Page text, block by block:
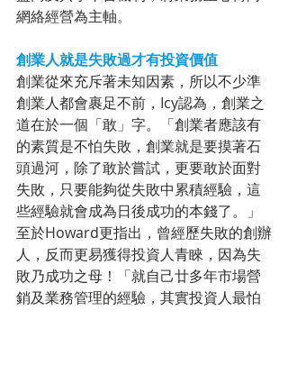
網絡經營為主軸。
創業人就是失敗過才有投資價值
創業從來充斥著未知因素，所以不少準
創業人都會裹足不前，Icy認為，創業之
道在於一個「敢」字。「創業者應該有
的素質是不怕失敗，創業就是要摸著石
頭過河，除了敢於嘗試，更要敢於面對
失敗，只要能夠從失敗中累積經驗，這
些經驗就會成為日後成功的本錢了。」
至於Howard更指出，曾經歷失敗的創辦
人，反而更易獲得投資人青睞，因為失
敗乃成功之母！「就自己廿多年市場營
銷及業務管理的經驗，其實投資人最怕